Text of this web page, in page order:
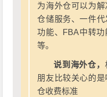
为海外仓可以为
仓储服务、一件
功能、FBA中转
等。
说到海外仓，
朋友比较关心的
仓收费标准